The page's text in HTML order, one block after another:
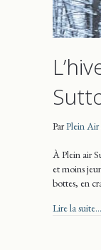
ParPlein
À Plein air
et moins
bottes, en
Lire la suite...